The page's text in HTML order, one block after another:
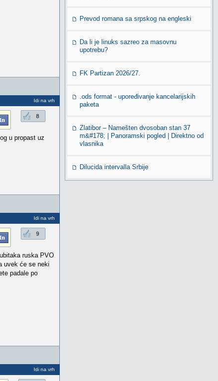
Idi na vrh
8
u propast uz
Idi na vrh
9
ruska PVO
uvek će se neki
padale po
Idi na vrh
Prevod romana sa srpskog na engleski
Da li je linuks sazreo za masovnu
upotrebu?
FK Partizan 2026/27.
.ods format - upoređivanje kancelarijskih
paketa
Zlatibor – Namešten dvosoban stan 37
m&#178; | Panoramski pogled | Direktno od
vlasnika
Dilucida intervalla Srbije